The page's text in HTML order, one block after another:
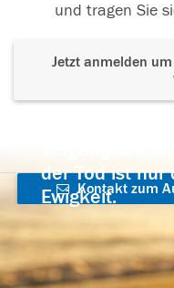
und tragen Sie
Jetzt anmelden
der Tod ist nur
Ewigkeit.
Kontakt zum
aufnehmen